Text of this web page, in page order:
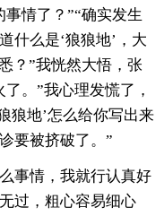
情了？”“确实发生
什么是‘狼狼地’，大
？”我恍然大悟，张
。”我心理发慌了，
狼地’怎么给你写出来
要被挤破了。”
事情，我就行认真好
过，粗心容易细心